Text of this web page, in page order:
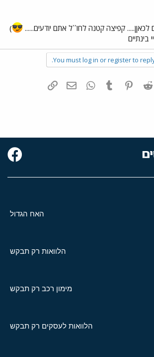
לכאןן..... קפיצה קטנה לחו``ל אתם יודעים......
)
בינתיים
You must log in or register to
Reddit
Pinterest
Tumblr
WhatsAppדואר אלקטרוני
האח הגדול
הלוואות רק תבקש
מימון רכב רק תבקש
הלוואות לעסקים רק תבקש